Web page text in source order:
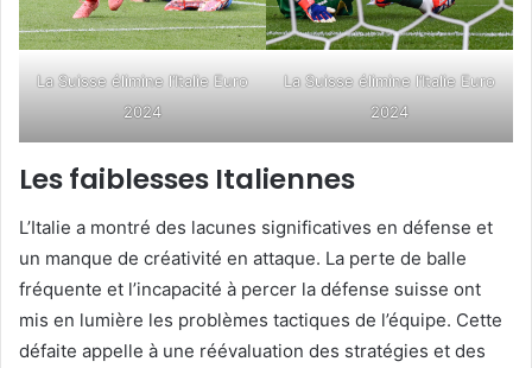
La Suisse élimine l’Italie Euro
2024
La Suisse élimine l’Italie Euro
2024
Les faiblesses Italiennes
L’Italie a montré des lacunes significatives en défense et
un manque de créativité en attaque. La perte de balle
fréquente et l’incapacité à percer la défense suisse ont
mis en lumière les problèmes tactiques de l’équipe. Cette
défaite appelle à une réévaluation des stratégies et des